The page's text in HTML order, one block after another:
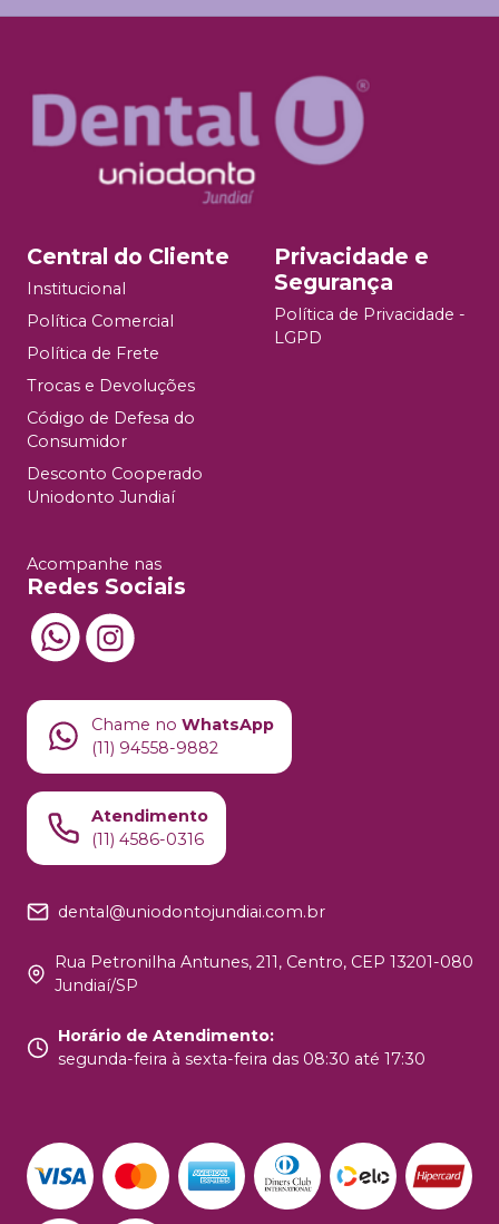
Central do Cliente
Institucional
Política Comercial
Política de Frete
Trocas e Devoluções
Código de Defesa do
Consumidor
Desconto Cooperado
Uniodonto Jundiaí
Privacidade e
Segurança
Política de Privacidade -
LGPD
Acompanhe nas
Redes Sociais
Chame no WhatsApp
(11) 94558-9882
Atendimento
(11) 4586-0316
dental@uniodontojundiai.com.br
Rua Petronilha Antunes, 211, Centro, CEP 13201-080
Jundiaí/SP
Horário de Atendimento:
segunda-feira à sexta-feira das 08:30 até 17:30